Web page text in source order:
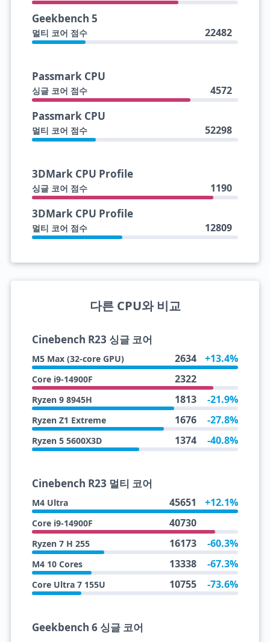
Geekbench 5
멀티 코어 점수 22482
Passmark CPU
싱글 코어 점수 4572
Passmark CPU
멀티 코어 점수 52298
3DMark CPU Profile
싱글 코어 점수 1190
3DMark CPU Profile
멀티 코어 점수 12809
다른 CPU와 비교
Cinebench R23 싱글 코어
M5 Max (32-core GPU) 2634 +13.4%
Core i9-14900F 2322
Ryzen 9 8945H 1813 -21.9%
Ryzen Z1 Extreme 1676 -27.8%
Ryzen 5 5600X3D 1374 -40.8%
Cinebench R23 멀티 코어
M4 Ultra 45651 +12.1%
Core i9-14900F 40730
Ryzen 7 H 255 16173 -60.3%
M4 10 Cores 13338 -67.3%
Core Ultra 7 155U 10755 -73.6%
Geekbench 6 싱글 코어